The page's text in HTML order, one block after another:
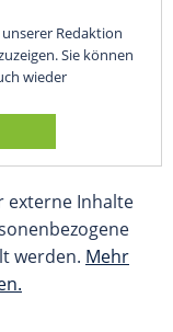
Redaktion
Sie können
wieder
externe Inhalte
werden. Mehr